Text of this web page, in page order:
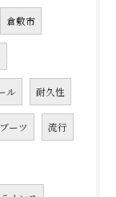
倉敷市
ル 耐久性
ーツ 流行